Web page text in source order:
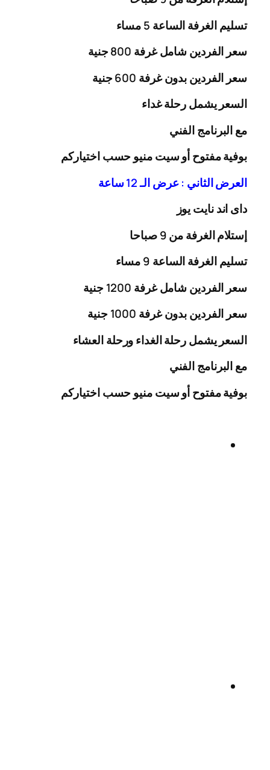
تسليم الغرفة الساعة 5 مساء
سعر الفردين شامل غرفة
800 جنية
سعر الفردين بدون غرفة
600
جنية
السعر يشمل رحلةغداء
مع البرنامج الفني
بوفية مفتوح أو سيت منيو حسب اختياركم
العرض الثاني : عرض الـ 12 ساعة
داى اند نايت يوز
إستلام الغرفة من 9 صباحا
تسليم الغرفة الساعة 9 مساء
سعر الفردين شامل غرفة
1200
جنية
سعر الفردين بدون غرفة 1000 جنية
السعر يشمل رحلة الغداء ورحلة العشاء
مع البرنامج الفني
بوفية مفتوح أو سيت منيو حسب اختياركم